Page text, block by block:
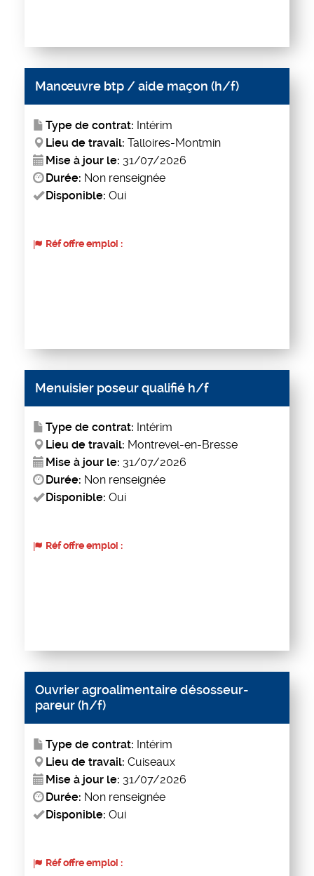
Manœuvre btp / aide maçon (h/f)
Type de contrat: Intérim
Lieu de travail: Talloires-Montmin
Mise à jour le: 31/07/2026
Durée: Non renseignée
Disponible: Oui
Réf offre emploi :
Menuisier poseur qualifié h/f
Type de contrat: Intérim
Lieu de travail: Montrevel-en-Bresse
Mise à jour le: 31/07/2026
Durée: Non renseignée
Disponible: Oui
Réf offre emploi :
Ouvrier agroalimentaire désosseur-
pareur (h/f)
Type de contrat: Intérim
Lieu de travail: Cuiseaux
Mise à jour le: 31/07/2026
Durée: Non renseignée
Disponible: Oui
Réf offre emploi :